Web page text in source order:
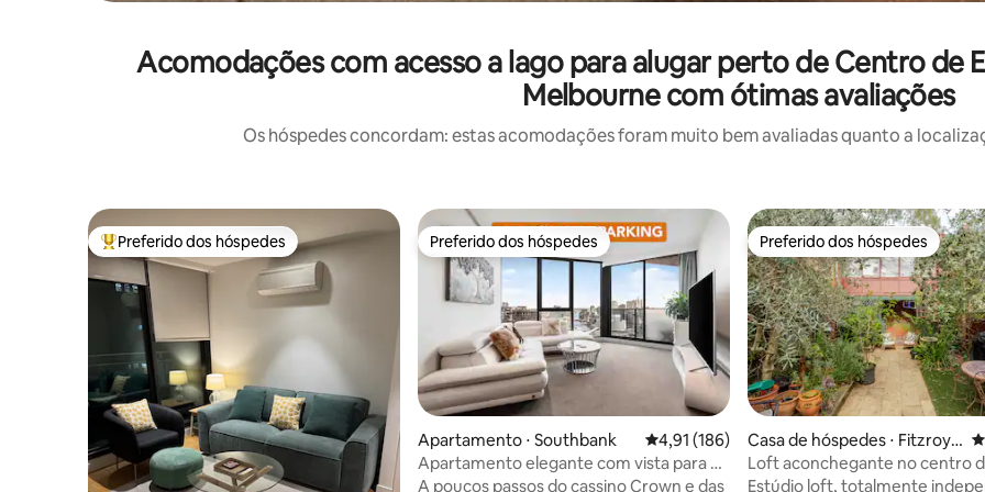
Acomodações com acesso a lago para alugar perto de Centro de
Melbourne com ótimas avaliações
Os hóspedes concordam: estas acomodações foram muito bem avaliadas quanto a
Entre os melhores preferidos dos hóspedes
Preferido dos hóspedes Preferido dos hóspedes
Preferido dos hóspedes
Apartamento ⋅ Southbank 4,91 de uma avaliação média de 5, 186
4,91 (186)
Apartamento elegante com vista para o
mar e para a cidade
A poucos passos do cassino Crown e das
Preferido dos hóspedes
Preferido dos hóspedes
Casa de hóspedes ⋅ Fitzroy
North
Loft aconchegante no centro
com os confortos de um lar
Estúdio loft, totalmente